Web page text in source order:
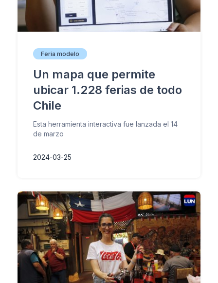
Feria modelo
Un mapa que permite
ubicar 1.228 ferias de todo
Chile
Esta herramienta interactiva fue lanzada el 14
de marzo
2024-03-25